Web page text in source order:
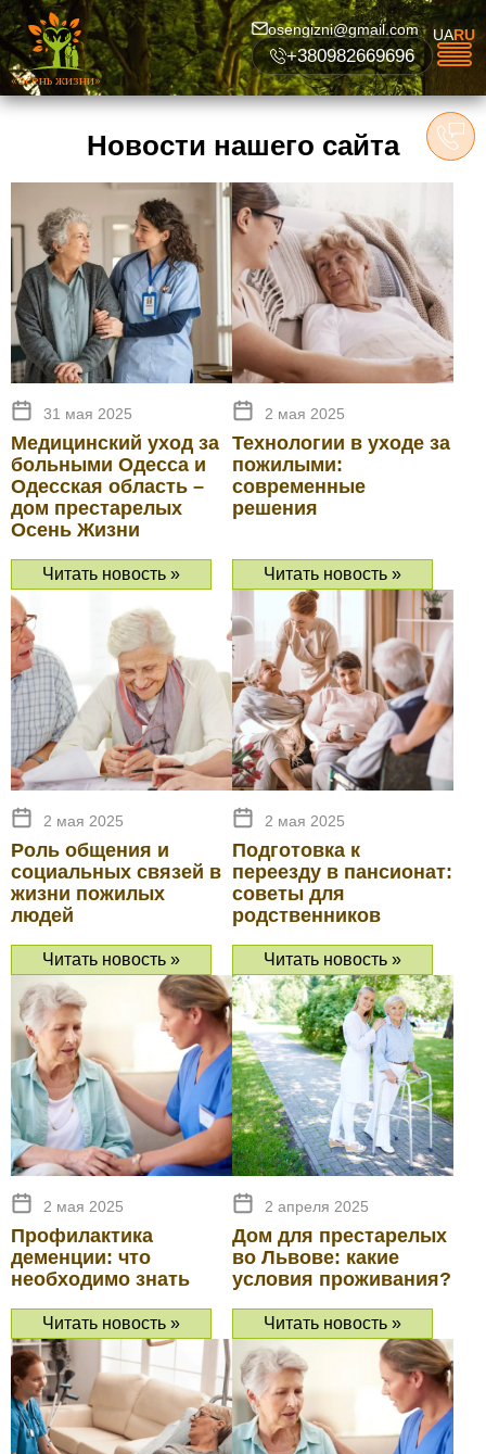
«осень жизни»
UARU
osengizni@gmail.com
+380982669696
Новости нашего сайта
31 мая 2025
Медицинский уход за
больными Одесса и
Одесская область –
дом престарелых
Осень Жизни
Читать новость »
2 мая 2025
Технологии в уходе за
пожилыми:
современные
решения
Читать новость »
2 мая 2025
Роль общения и
социальных связей в
жизни пожилых
людей
Читать новость »
2 мая 2025
Подготовка к
переезду в пансионат:
советы для
родственников
Читать новость »
2 мая 2025
Профилактика
деменции: что
необходимо знать
Читать новость »
2 апреля 2025
Дом для престарелых
во Львове: какие
условия проживания?
Читать новость »